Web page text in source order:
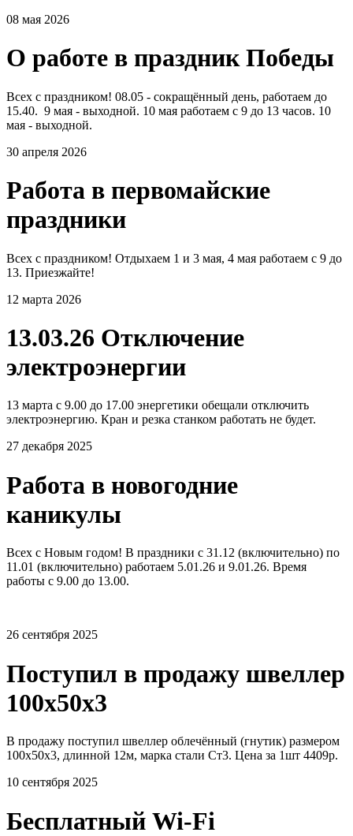
08 мая 2026
О работе в праздник Победы
Всех с праздником! 08.05 - сокращённый день, работаем до
15.40. 9 мая - выходной. 10 мая работаем с 9 до 13 часов. 10
мая - выходной.
30 апреля 2026
Работа в первомайские
праздники
Всех с праздником! Отдыхаем 1 и 3 мая, 4 мая работаем с 9 до
13. Приезжайте!
12 марта 2026
13.03.26 Отключение
электроэнергии
13 марта с 9.00 до 17.00 энергетики обещали отключить
электроэнергию. Кран и резка станком работать не будет.
27 декабря 2025
Работа в новогодние
каникулы
Всех с Новым годом! В праздники с 31.12 (включительно) по
11.01 (включительно) работаем 5.01.26 и 9.01.26. Время
работы с 9.00 до 13.00.
26 сентября 2025
Поступил в продажу швеллер
100х50х3
В продажу поступил швеллер облечённый (гнутик) размером
100х50х3, длинной 12м, марка стали Ст3. Цена за 1шт 4409р.
10 сентября 2025
Бесплатный Wi-Fi